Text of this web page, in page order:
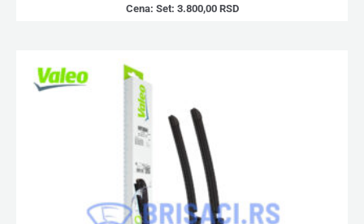
Cena: Set: 3.800,00 RSD